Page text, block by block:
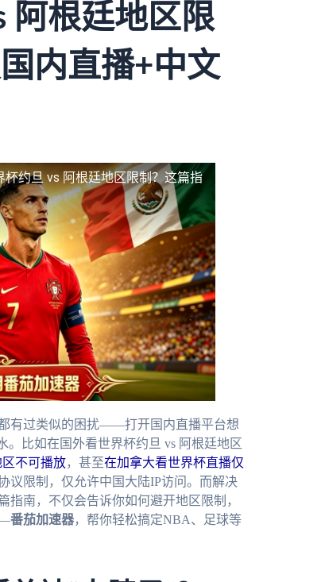
阿根廷地区限
内直播+中文
杯约旦 vs 阿根廷地区限制？这篇指
有过类似的困扰——打开国内直播平台想
比如在国外看世界杯约旦 vs 阿根廷地区
不可播放，甚至在加拿大看世界杯直播仅
限制，仅允许中国大陆IP访问。而解决
南，不仅会告诉你如何避开地区限制，
番茄加速器，帮你轻松搞定NBA、足球等